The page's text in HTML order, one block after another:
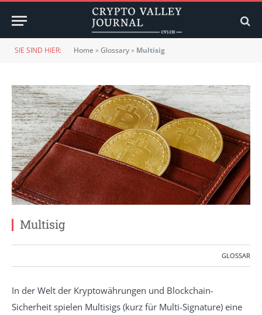
SIE SIND HIER: Home »Glossary» Multisig
Multisig
GLOSSAR
In der Welt der Kryptowährungen und Blockchain-
Sicherheit spielen Multisigs (kurz für Multi-Signature) eine